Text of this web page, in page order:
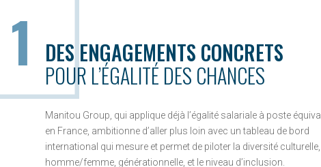
1 DES ENGAGEMENTS CONCRETS
POUR L’ÉGALITÉ DES CHANCES
Manitou Group, qui applique déjà l’égalité salariale à poste
en France, ambitionne d’aller plus loin avec un tableau de bord
international qui mesure et permet de piloter la diversité culturelle,
homme/femme, générationnelle, et le niveau d’inclusion.